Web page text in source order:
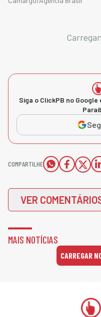
Siga o ClickPB no
COMPARTILHE
VER
MAIS NOTÍCIAS
CARREGAR